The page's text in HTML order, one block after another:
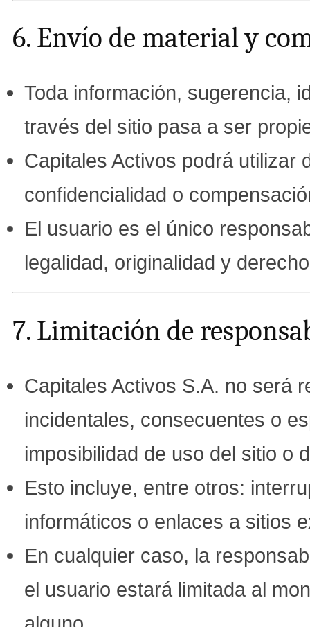
6. Envío de material y
Toda información, sugerencia,
través del sitio pasa a ser
Capitales Activos podrá utilizar
confidencialidad o
El usuario es el único
legalidad, originalidad y
7. Limitación de
Capitales Activos S.A. no será
incidentales, consecuentes o
imposibilidad de uso del sitio o
Esto incluye, entre otros:
informáticos o enlaces a sitios
En cualquier caso, la
el usuario estará limitada al